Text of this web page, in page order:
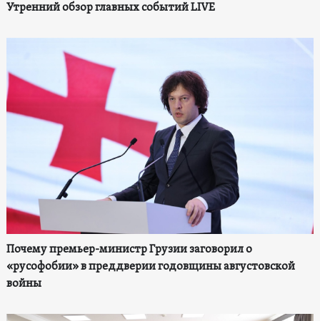
Утренний обзор главных событий LIVE
Почему премьер-министр Грузии заговорил о
«русофобии» в преддверии годовщины августовской
войны